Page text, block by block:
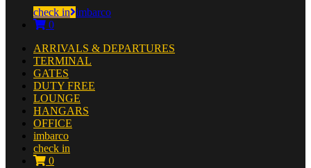
check in imbarco
0
ARRIVALS & DEPARTURES
TERMINAL
GATES
DUTY FREE
LOUNGE
HANGARS
OFFICE
imbarco
check in
0